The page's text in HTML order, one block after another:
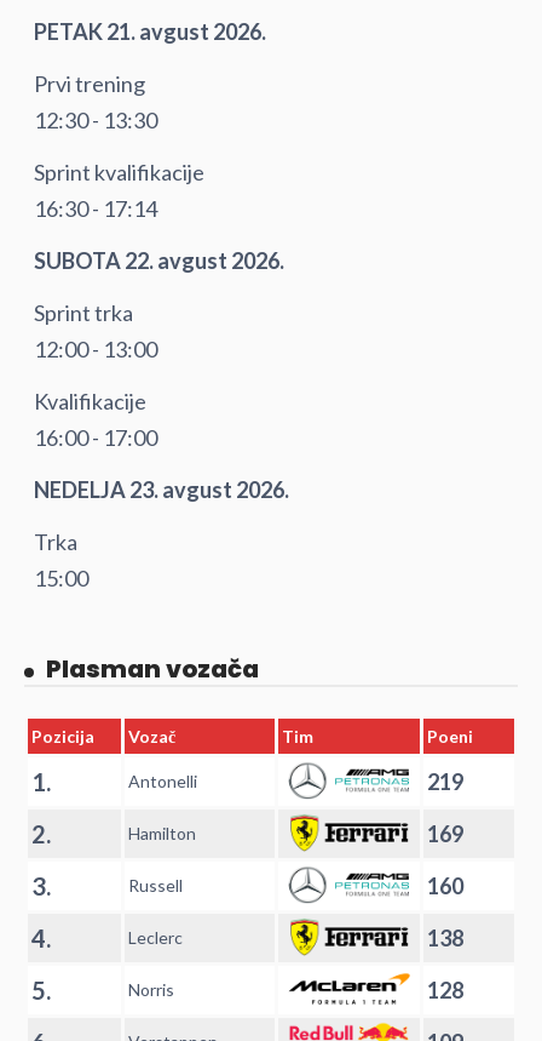
PETAK 21. avgust 2026.
Prvi trening
12:30 - 13:30
Sprint kvalifikacije
16:30 - 17:14
SUBOTA 22. avgust 2026.
Sprint trka
12:00 - 13:00
Kvalifikacije
16:00 - 17:00
NEDELJA 23. avgust 2026.
Trka
15:00
Plasman vozača
Pozicija Vozač Tim Poeni
1. Antonelli 219
2. Hamilton 169
3. Russell 160
4. Leclerc 138
5. Norris 128